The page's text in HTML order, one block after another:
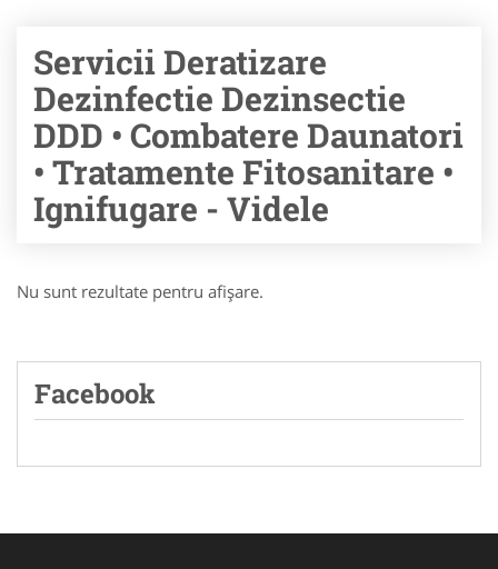
Servicii Deratizare
Dezinfectie Dezinsectie
DDD • Combatere Daunatori
• Tratamente Fitosanitare •
Ignifugare - Videle
Nu sunt rezultate pentru afişare.
Facebook